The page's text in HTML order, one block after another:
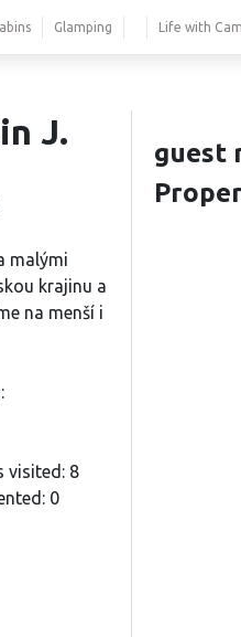
Glamping Life with
J.
malými
krajinu a
na menší i
visited: 8
0
guest